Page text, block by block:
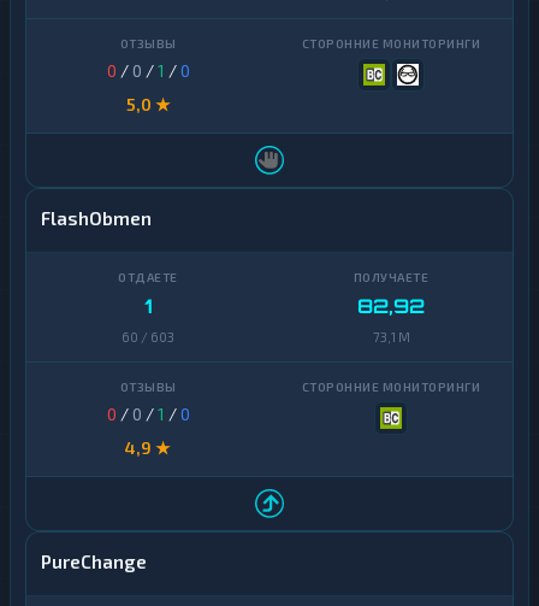
0 / 0 /1 /0
5,0 ★
FlashObmen
1
60 / 603
82,92
73,1 M
0 / 0 /1 /0
4,9 ★
PureChange